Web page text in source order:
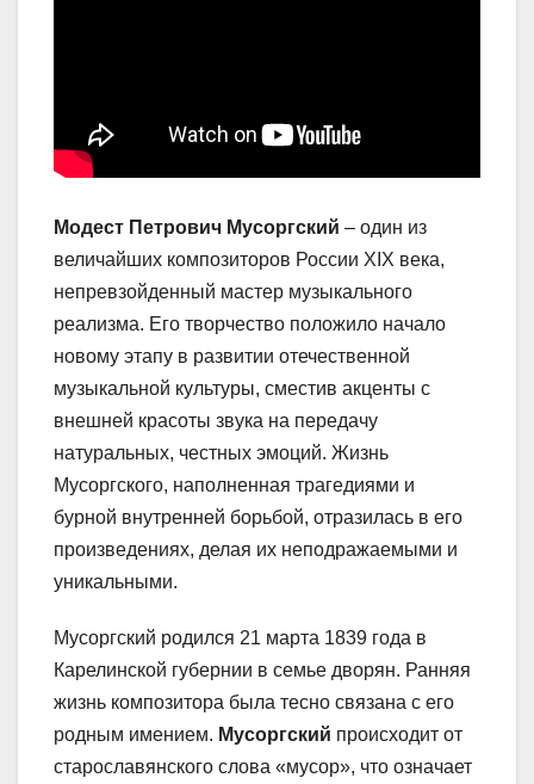
Модест Петрович Мусоргский – один из
величайших композиторов России XIX века,
непревзойденный мастер музыкального
реализма. Его творчество положило начало
новому этапу в развитии отечественной
музыкальной культуры, сместив акценты с
внешней красоты звука на передачу
натуральных, честных эмоций. Жизнь
Мусоргского, наполненная трагедиями и
бурной внутренней борьбой, отразилась в его
произведениях, делая их неподражаемыми и
уникальными.
Мусоргский родился 21 марта 1839 года в
Карелинской губернии в семье дворян. Ранняя
жизнь композитора была тесно связана с его
родным имением. Мусоргский происходит от
старославянского слова «мусор», что означает